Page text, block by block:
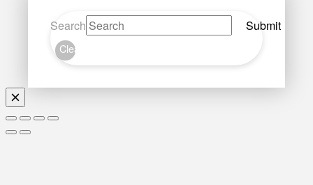
Search Submit
Clear